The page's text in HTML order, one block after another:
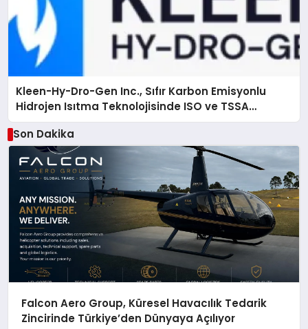
Kleen-Hy-Dro-Gen Inc., Sıfır Karbon Emisyonlu
Hidrojen Isıtma Teknolojisinde ISO ve TSSA
Düzenleyici Onaylarını Aldı
Son Dakika
Falcon Aero Group, Küresel Havacılık Tedarik
Zincirinde Türkiye’den Dünyaya Açılıyor